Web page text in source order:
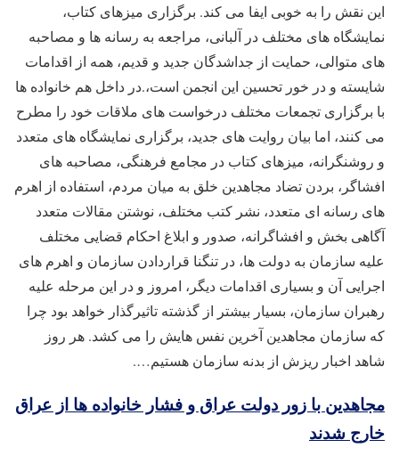
این نقش را به خوبی ایفا می کند. برگزاری میزهای کتاب،
نمایشگاه های مختلف در آلبانی، مراجعه به رسانه ها و مصاحبه
های متوالی، حمایت از جداشدگان جدید و قدیم، همه از اقدامات
شایسته و در خور تحسین این انجمن است،.در داخل هم خانواده ها
با برگزاری تجمعات مختلف درخواست های ملاقات خود را مطرح
می کنند، اما بیان روایت های جدید، برگزاری نمایشگاه های متعدد
و روشنگرانه، میزهای کتاب در مجامع فرهنگی، مصاحبه های
افشاگر، بردن تضاد مجاهدین خلق به میان مردم، استفاده از اهرم
های رسانه ای متعدد، نشر کتب مختلف، نوشتن مقالات متعدد
آگاهی بخش و افشاگرانه، صدور و ابلاغ احکام قضایی مختلف
علیه سازمان به دولت ها، در تنگنا قراردادن سازمان و اهرم های
اجرایی آن و بسیاری اقدامات دیگر، امروز و در این مرحله علیه
رهبران سازمان، بسیار بیشتر از گذشته تاثیرگذار خواهد بود چرا
که سازمان مجاهدین آخرین نفس هایش را می کشد. هر روز
شاهد اخبار ریزش از بدنه سازمان هستیم….
مجاهدین با زور دولت عراق و فشار خانواده ها از عراق
خارج شدند